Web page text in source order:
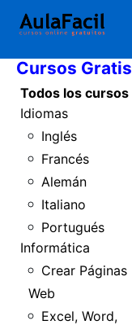
Inicio
Cursos Gratis
Todos los cursos
Idiomas
Inglés
Francés
Alemán
Italiano
Portugués
Informática
Crear Páginas
Web
Excel, Word,